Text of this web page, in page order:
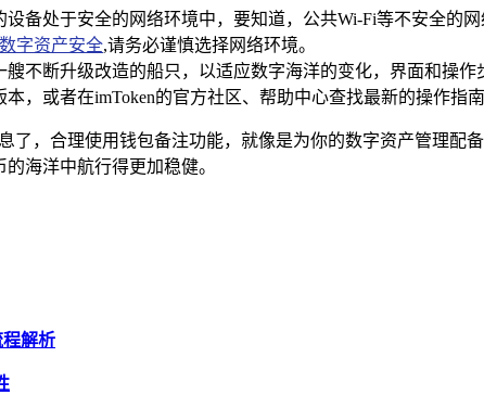
设备处于安全的网络环境中，要知道，公共Wi-Fi等不安全的
数字资产安全,请务必谨慎选择网络环境。
艘不断升级改造的船只，以适应数字海洋的变化，界面和操
，或者在imToken的官方社区、帮助中心查找最新的操作指
了，合理使用钱包备注功能，就像是为你的数字资产管理配
海洋中航行得更加稳健。
解析